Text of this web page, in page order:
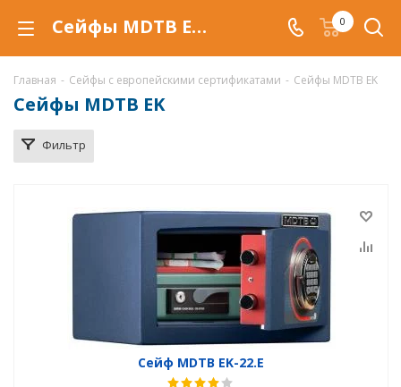
Сейфы MDTB EK с европейским сертификатом купить по низкой цене в Самаре, продажа сейфов MDTB EK со скидкой 0
Главная - Сейфы с европейскими сертификатами - Сейфы MDTB EK
Сейфы MDTB EK
Фильтр
Сейф MDTB EK-22.E